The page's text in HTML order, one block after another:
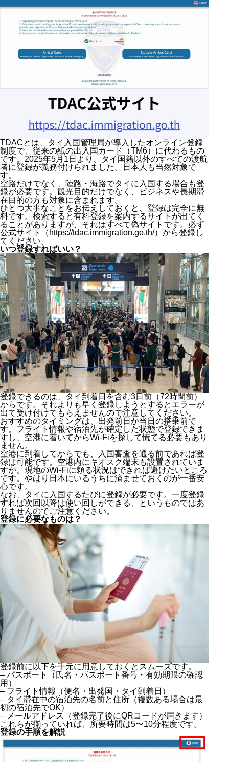
TDACとは、タイ入国管理局が導入したオンライン登録
制度で、従来の紙の出入国カード（TM6）に代わるもの
です。2025年5月1日より、タイ国籍以外のすべての渡航
者に登録が義務付けられました。日本人も当然対象で
す。
空路だけでなく、陸路・海路でタイに入国する場合も登
録が必要です。観光目的だけでなく、ビジネスや長期滞
在目的の方も対象に含まれます。
ひとつ大事なことをお伝えしておくと、登録は完全に無
料です。検索すると有料登録を案内するサイトが出てく
ることがありますが、それはすべて偽サイトです。必ず
公式サイト（https://tdac.immigration.go.th/）から登録し
てください。
いつ登録すればいい？
登録できるのは、タイ到着日を含む3日前（72時間前）
からです。それよりも早く登録しようとするとエラーが
出て受け付けてもらえませんので注意してください。
おすすめのタイミングは、出発前日か当日の搭乗前で
す。フライト情報や宿泊先が確定した状態で登録できま
すし、空港に着いてからWi-Fiを探して慌てる必要もあり
ません。
空港に到着してからでも、入国審査を通る前であれば登
録は可能です。空港内にキオスク端末も設置されていま
すが、現地のWi-Fiに頼る状況はできれば避けたいところ
です。やはり日本にいるうちに済ませておくのが一番安
心です。
なお、タイに入国するたびに登録が必要です。一度登録
すれば次回以降は使い回しができる、というものではあ
りませんのでご注意ください。
登録に必要なものは？
登録前に以下を手元に用意しておくとスムーズです。
– パスポート（氏名・パスポート番号・有効期限の確認
用）
– フライト情報（便名・出発国・タイ到着日）
– タイ滞在中の宿泊先の名前と住所（複数ある場合は最
初の宿泊先でOK）
– メールアドレス（登録完了後にQRコードが届きます）
これらが揃っていれば、所要時間は5〜10分程度です。
登録の手順を解説